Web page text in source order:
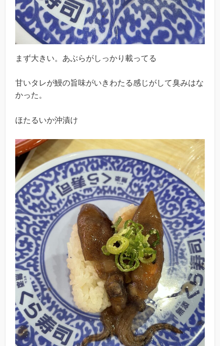
まず大きい。あぶらがしっかり載ってる
甘いタレが鰻の旨味がいきわたる感じがして臭みはな
かった。
ほたるいか沖漬け